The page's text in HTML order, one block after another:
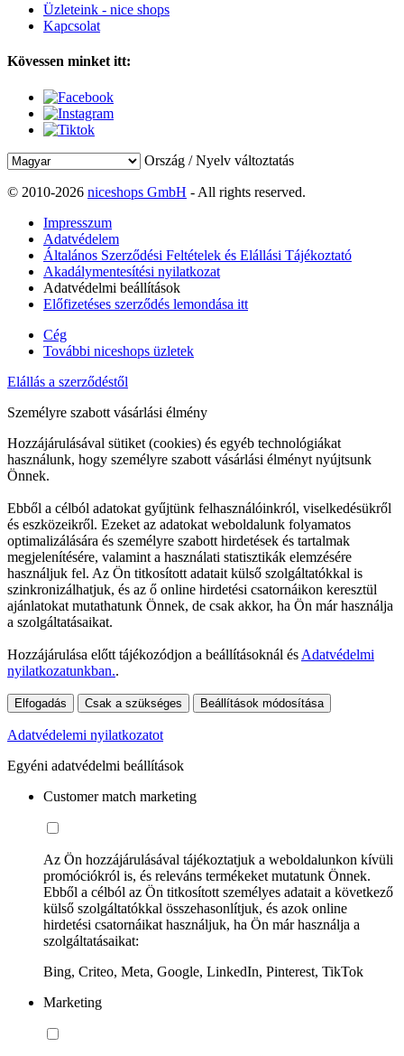
Üzleteink - nice shops
Kapcsolat
Kövessen minket itt:
Ország / Nyelv változtatás
© 2010-2026 niceshops GmbH - All rights reserved.
Impresszum
Adatvédelem
Általános Szerződési Feltételek és Elállási Tájékoztató
Akadálymentesítési nyilatkozat
Adatvédelmi beállítások
Előfizetéses szerződés lemondása itt
Cég
További niceshops üzletek
Elállás a szerződéstől
Személyre szabott vásárlási élmény
Hozzájárulásával sütiket (cookies) és egyéb technológiákat
használunk, hogy személyre szabott vásárlási élményt nyújtsunk
Önnek.
Ebből a célból adatokat gyűjtünk felhasználóinkról, viselkedésükről
és eszközeikről. Ezeket az adatokat weboldalunk folyamatos
optimalizálására és személyre szabott hirdetések és tartalmak
megjelenítésére, valamint a használati statisztikák elemzésére
használjuk fel. Az Ön titkosított adatait külső szolgáltatókkal is
szinkronizálhatjuk, és az ő online hirdetési csatornáikon keresztül
ajánlatokat mutathatunk Önnek, de csak akkor, ha Ön már használja
a szolgáltatásaikat.
Hozzájárulása előtt tájékozódjon a beállításoknál és Adatvédelmi
nyilatkozatunkban..
Elfogadás Csak a szükséges Beállítások módosítása
Adatvédelemi nyilatkozatot
Egyéni adatvédelmi beállítások
Customer match marketing
Az Ön hozzájárulásával tájékoztatjuk a weboldalunkon kívüli
promóciókról is, és releváns termékeket mutatunk Önnek.
Ebből a célból az Ön titkosított személyes adatait a következő
külső szolgáltatókkal összehasonlítjuk, és azok online
hirdetési csatornáikat használjuk, ha Ön már használja a
szolgáltatásaikat:
Bing, Criteo, Meta, Google, LinkedIn, Pinterest, TikTok
Marketing